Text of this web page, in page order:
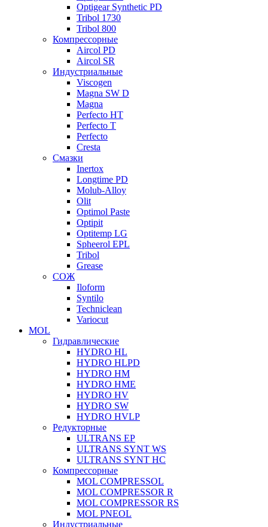
Optigear Synthetic PD
Tribol 1730
Tribol 800
Компрессорные
Aircol PD
Aircol SR
Индустриальные
Viscogen
Magna SW D
Magna
Perfecto HT
Perfecto T
Perfecto
Cresta
Смазки
Inertox
Longtime PD
Molub-Alloy
Olit
Optimol Paste
Optipit
Optitemp LG
Spheerol EPL
Tribol
Grease
СОЖ
Iloform
Syntilo
Techniclean
Variocut
MOL
Гидравлические
HYDRO HL
HYDRO HLPD
HYDRO HM
HYDRO HME
HYDRO HV
HYDRO SW
HYDRO HVLP
Редукторные
ULTRANS EP
ULTRANS SYNT WS
ULTRANS SYNT HC
Компрессорные
MOL COMPRESSOL
MOL COMPRESSOR R
MOL COMPRESSOR RS
MOL PNEOL
Индустриальные